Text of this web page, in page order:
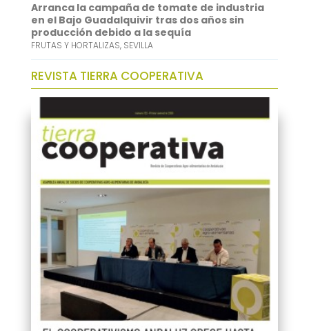
Arranca la campaña de tomate de industria
en el Bajo Guadalquivir tras dos años sin
producción debido a la sequía
FRUTAS Y HORTALIZAS, SEVILLA
REVISTA TIERRA COOPERATIVA